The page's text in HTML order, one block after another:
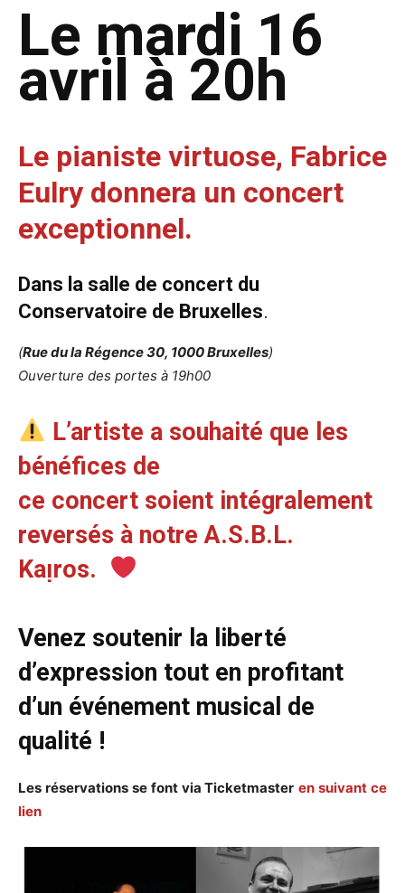
Le mardi 16
avril à 20h
Le pianiste virtuose, Fabrice
Eulry donnera un concert
exceptionnel.
Dans la salle de concert du
Conservatoire de Bruxelles.
(Rue du la Régence 30, 1000 Bruxelles)
Ouverture des portes à 19h00
L’artiste a souhaité que les
bénéfices de
ce concert soient intégralement
reversés à notre A.S.B.L.
Kaᴉros.
Venez soutenir la liberté
d’expression tout en profitant
d’un événement musical de
qualité !
Les réservations se font via Ticketmaster en suivant ce
lien